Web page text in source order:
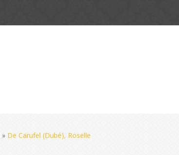
» De Carufel (Dubé), Roselle